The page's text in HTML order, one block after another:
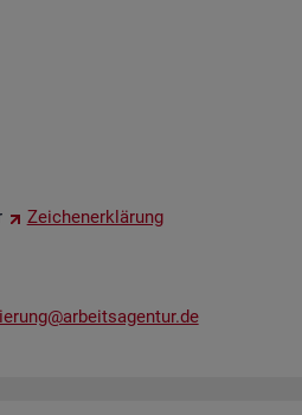
Zei­chen­er­klä­rung